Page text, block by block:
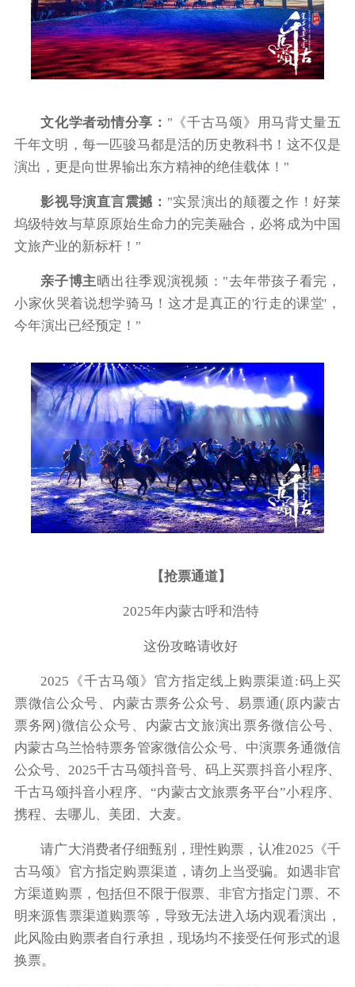
文化学者动情分享： "《千古马颂》用马背丈量五
千年文明，每一匹骏马都是活的历史教科书！这不仅是
演出，更是向世界输出东方精神的绝佳载体！"
影视导演直言震撼： "实景演出的颠覆之作！好莱
坞级特效与草原原始生命力的完美融合，必将成为中国
文旅产业的新标杆！"
亲子博主晒出往季观演视频："去年带孩子看完，
小家伙哭着说想学骑马！这才是真正的'行走的课堂'，
今年演出已经预定！"
【抢票通道】
2025年内蒙古呼和浩特
这份攻略请收好
2025《千古马颂》官方指定线上购票渠道:码上买
票微信公众号、内蒙古票务公众号、易票通(原内蒙古
票务网)微信公众号、内蒙古文旅演出票务微信公号、
内蒙古乌兰恰特票务管家微信公众号、中演票务通微信
公众号、2025千古马颂抖音号、码上买票抖音小程序、
千古马颂抖音小程序、“内蒙古文旅票务平台”小程序、
携程、去哪儿、美团、大麦。
请广大消费者仔细甄别，理性购票，认准2025《千
古马颂》官方指定购票渠道，请勿上当受骗。如遇非官
方渠道购票，包括但不限于假票、非官方指定门票、不
明来源售票渠道购票等，导致无法进入场内观看演出，
此风险由购票者自行承担，现场均不接受任何形式的退
换票。